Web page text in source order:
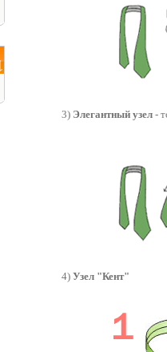
3) Элегантный узел-
4) Узел "Кент"